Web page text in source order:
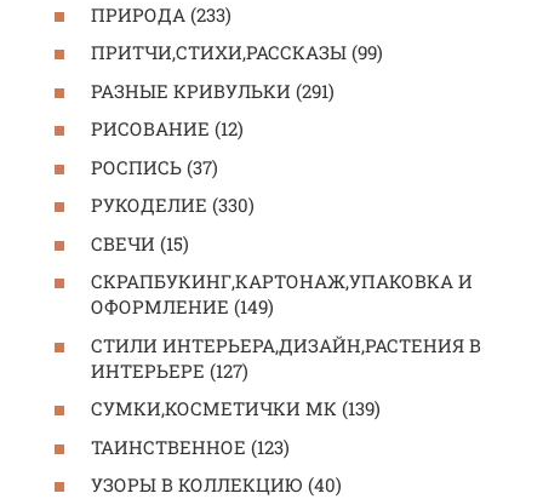
ПРИРОДА (233)
ПРИТЧИ,СТИХИ,РАССКАЗЫ (99)
РАЗНЫЕ КРИВУЛЬКИ (291)
РИСОВАНИЕ (12)
РОСПИСЬ (37)
РУКОДЕЛИЕ (330)
СВЕЧИ (15)
СКРАПБУКИНГ,КАРТОНАЖ,УПАКОВКА И
ОФОРМЛЕНИЕ (149)
СТИЛИ ИНТЕРЬЕРА,ДИЗАЙН,РАСТЕНИЯ В
ИНТЕРЬЕРЕ (127)
СУМКИ,КОСМЕТИЧКИ МК (139)
ТАИНСТВЕННОЕ (123)
УЗОРЫ В КОЛЛЕКЦИЮ (40)